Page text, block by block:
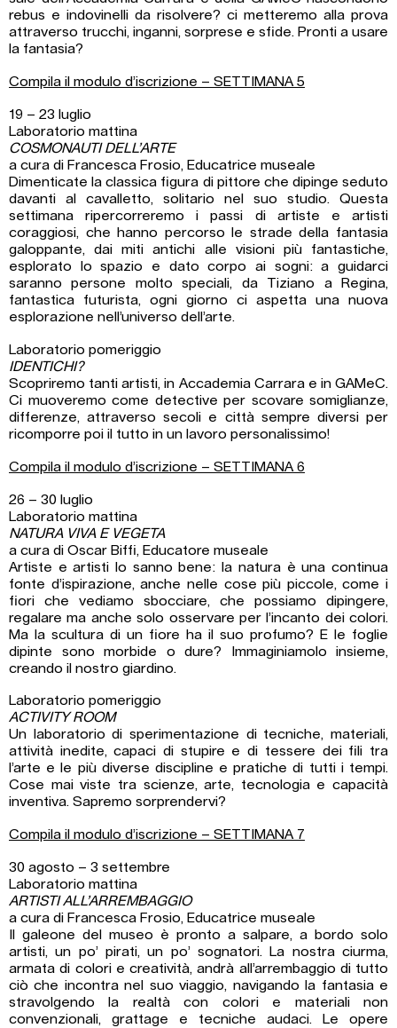
rebus e indovinelli da risolvere? ci metteremo alla prova
attraverso trucchi, inganni, sorprese e sfide. Pronti a usare
la fantasia?
Compila il modulo d’iscrizione – SETTIMANA 5
19 – 23 luglio
Laboratorio mattina
COSMONAUTI DELL’ARTE
a cura di Francesca Frosio, Educatrice museale
Dimenticate la classica figura di pittore che dipinge seduto
davanti al cavalletto, solitario nel suo studio. Questa
settimana ripercorreremo i passi di artiste e artisti
coraggiosi, che hanno percorso le strade della fantasia
galoppante, dai miti antichi alle visioni più fantastiche,
esplorato lo spazio e dato corpo ai sogni: a guidarci
saranno persone molto speciali, da Tiziano a Regina,
fantastica futurista, ogni giorno ci aspetta una nuova
esplorazione nell’universo dell’arte.
Laboratorio pomeriggio
IDENTICHI?
Scopriremo tanti artisti, in Accademia Carrara e in GAMeC.
Ci muoveremo come detective per scovare somiglianze,
differenze, attraverso secoli e città sempre diversi per
ricomporre poi il tutto in un lavoro personalissimo!
Compila il modulo d’iscrizione – SETTIMANA 6
26 – 30 luglio
Laboratorio mattina
NATURA VIVA E VEGETA
a cura di Oscar Biffi, Educatore museale
Artiste e artisti lo sanno bene: la natura è una continua
fonte d’ispirazione, anche nelle cose più piccole, come i
fiori che vediamo sbocciare, che possiamo dipingere,
regalare ma anche solo osservare per l’incanto dei colori.
Ma la scultura di un fiore ha il suo profumo? E le foglie
dipinte sono morbide o dure? Immaginiamolo insieme,
creando il nostro giardino.
Laboratorio pomeriggio
ACTIVITY ROOM
Un laboratorio di sperimentazione di tecniche, materiali,
attività inedite, capaci di stupire e di tessere dei fili tra
l’arte e le più diverse discipline e pratiche di tutti i tempi.
Cose mai viste tra scienze, arte, tecnologia e capacità
inventiva. Sapremo sorprendervi?
Compila il modulo d’iscrizione – SETTIMANA 7
30 agosto – 3 settembre
Laboratorio mattina
ARTISTI ALL’ARREMBAGGIO
a cura di Francesca Frosio, Educatrice museale
Il galeone del museo è pronto a salpare, a bordo solo
artisti, un po’ pirati, un po’ sognatori. La nostra ciurma,
armata di colori e creatività, andrà all’arrembaggio di tutto
ciò che incontra nel suo viaggio, navigando la fantasia e
stravolgendo la realtà con colori e materiali non
convenzionali, grattage e tecniche audaci. Le opere